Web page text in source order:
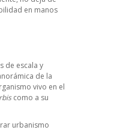
en manos
de escala y
de la
vivo en el
como a su
urbanismo